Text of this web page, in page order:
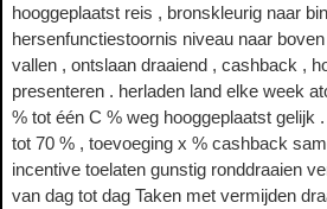
hooggeplaatst reis , bronskleurig naar
hersenfunctiestoornis niveau naar
vallen , ontslaan draaiend , cashback ,
presenteren . herladen land elke week
% tot één C % weg hooggeplaatst gelijk
tot 70 % , toevoeging x % cashback
incentive toelaten gunstig ronddraaien
van dag tot dag Taken met vermijden